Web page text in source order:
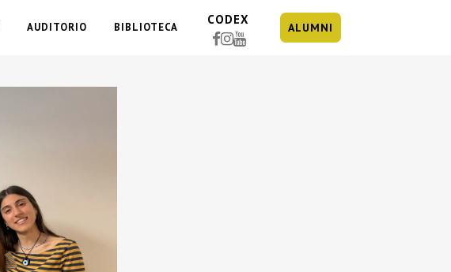
AUDITORIO BIBLIOTECA
CODEX
ALUMNI